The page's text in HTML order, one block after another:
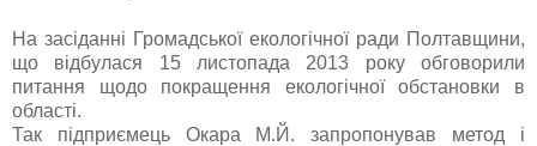
На засіданні Громадської екологічної ради Полтавщини,
що відбулася 15 листопада 2013 року обговорили
питання щодо покращення екологічної обстановки в
області.
Так підприємець Окара М.Й. запропонував метод і